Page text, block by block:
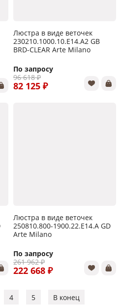
Люстра в виде веточек
230210.1000.10.E14.A2 GB
BRD-CLEAR Arte Milano
По запросу
96 618 ₽
82 125 ₽
Люстра в виде веточек
250810.800-1900.22.E14.A GD
Arte Milano
По запросу
261 962 ₽
222 668 ₽
4 5 В конец